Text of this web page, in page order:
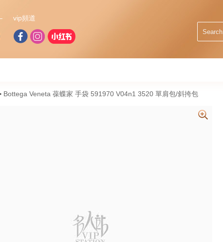
vip頻道
Bottega Veneta 葆蝶家 手袋 591970 V04n1 3520 單肩包/斜挎包